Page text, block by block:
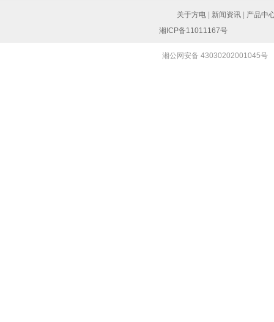
关于方电 新闻资讯
产品中
湘ICP备11011167号
湘公网安备 43030202001045号